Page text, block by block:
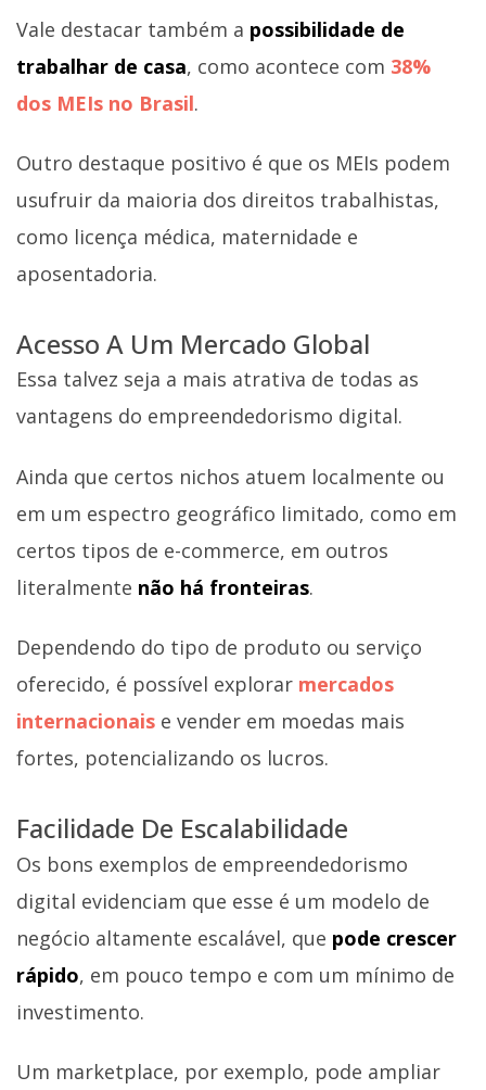
Vale destacar também a possibilidade de
trabalhar de casa, como acontece com 38%
dos MEIs no Brasil.
Outro destaque positivo é que os MEIs podem
usufruir da maioria dos direitos trabalhistas,
como licença médica, maternidade e
aposentadoria.
Acesso A Um Mercado Global
Essa talvez seja a mais atrativa de todas as
vantagens do empreendedorismo digital.
Ainda que certos nichos atuem localmente ou
em um espectro geográfico limitado, como em
certos tipos de e-commerce, em outros
literalmente não há fronteiras.
Dependendo do tipo de produto ou serviço
oferecido, é possível explorar mercados
internacionais e vender em moedas mais
fortes, potencializando os lucros.
Facilidade De Escalabilidade
Os bons exemplos de empreendedorismo
digital evidenciam que esse é um modelo de
negócio altamente escalável, que pode crescer
rápido, em pouco tempo e com um mínimo de
investimento.
Um marketplace, por exemplo, pode ampliar